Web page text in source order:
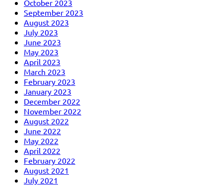
October 2023
September 2023
August 2023
July 2023
June 2023
May 2023
April 2023
March 2023
February 2023
January 2023
December 2022
November 2022
August 2022
June 2022
May 2022
April 2022
February 2022
August 2021
July 2021